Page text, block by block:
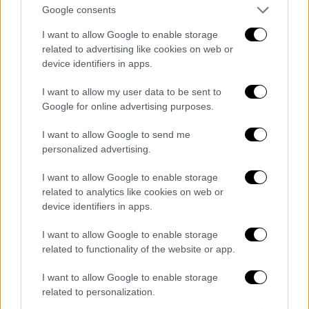
Google consents
I want to allow Google to enable storage
related to advertising like cookies on web or
device identifiers in apps.
I want to allow my user data to be sent to
Google for online advertising purposes.
I want to allow Google to send me
personalized advertising.
I want to allow Google to enable storage
related to analytics like cookies on web or
device identifiers in apps.
I want to allow Google to enable storage
related to functionality of the website or app.
I want to allow Google to enable storage
related to personalization.
μητρότητας, προστίθεται νέο άρθρο 228Α ως
εξής:
«Άρθρο 228Α
ομόφυλους συζύγους και γονείς
Σε περίπτωση απόκτησης κοινού παιδιού
από ομόφυλους συζύγους, ο δικαιούχος της
με κοινή δήλωση των συζύγων προς τον
εργοδότη ή τους εργοδότες. Στην
περίπτωση αυτή, ο δικαιούχος γονέας
δικαιούται να μεταβιβάσει έως επτά (7)
μήνες από την άδεια προς τον άλλο γονέα, αν
αυτός εργάζεται με σχέση εξαρτημένης
εργασίας ορισμένου ή αορίστου χρόνου σε